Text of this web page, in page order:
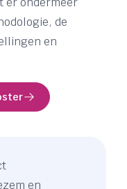
de
en
en